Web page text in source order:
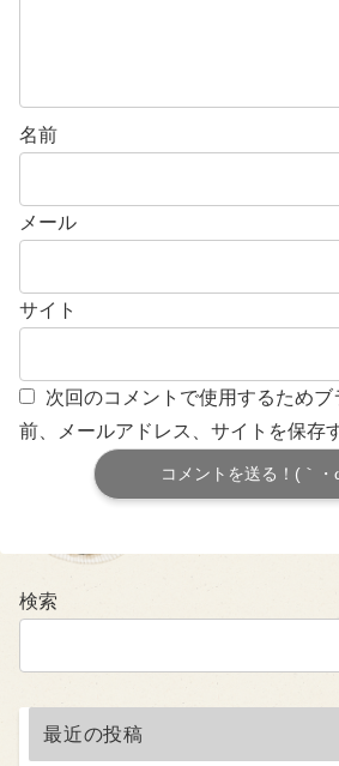
名前
メール
サイト
次回のコメントで使用するため
前、メールアドレス、サイトを保存
検索
最近の投稿